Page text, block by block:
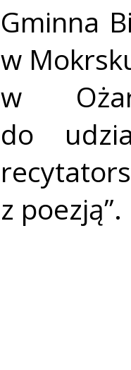
Gminna
w
w
do
z poezją”.